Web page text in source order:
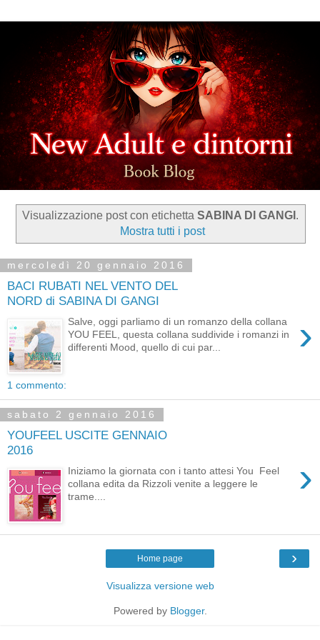
Visualizzazione post con etichetta SABINA DI GANGI .
Mostra tutti i post
mercoledì 20 gennaio 2016
BACI RUBATI NEL VENTO DEL
NORD di SABINA DI GANGI
›
Salve, oggi parliamo di un romanzo della collana
YOU FEEL, questa collana suddivide i romanzi in
differenti Mood, quello di cui par...
1 commento:
sabato 2 gennaio 2016
YOUFEEL USCITE GENNAIO
2016
›
Iniziamo la giornata con i tanto attesi You Feel
collana edita da Rizzoli venite a leggere le
trame....
›
Home page
Visualizza versione web
Powered by Blogger.